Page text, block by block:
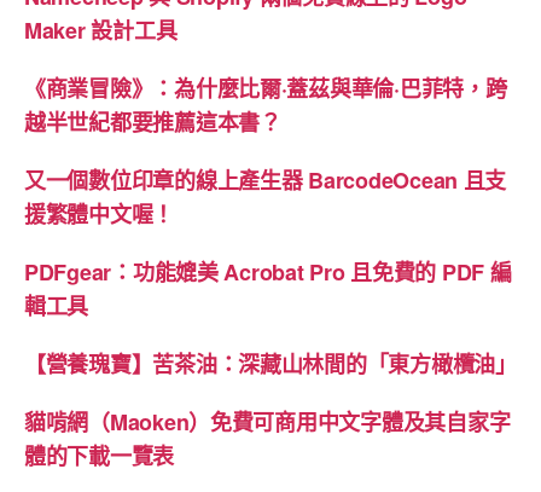
其
創
型”
Maker 設計工具
《商業冒險》：為什麼比爾·蓋茲與華倫·巴菲特，跨
越半世紀都要推薦這本書？
又一個數位印章的線上產生器 BarcodeOcean 且支
援繁體中文喔！
PDFgear：功能媲美 Acrobat Pro 且免費的 PDF 編
輯工具
【營養瑰寶】苦茶油：深藏山林間的「東方橄欖油」
貓啃網（Maoken）免費可商用中文字體及其自家字
體的下載一覽表